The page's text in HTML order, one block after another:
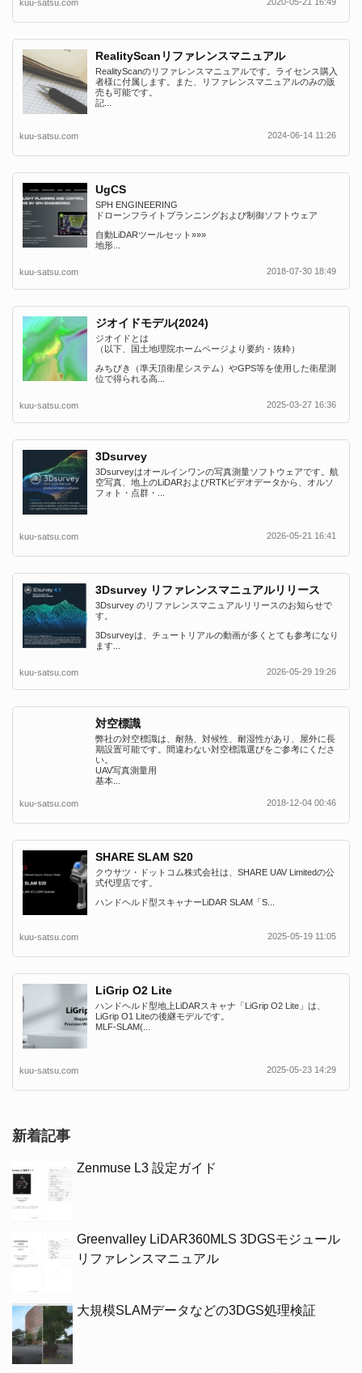
kuu-satsu.com
RealityScanリファレンスマニュアル
RealityScanのリファレンスマニュアルです。ライセンス購入
者様に付属します。また、リファレンスマニュアルのみの販
売も可能です。
記...
kuu-satsu.com 2024-06-14 11:26
UgCS
SPH ENGINEERING
ドローンフライトプランニングおよび制御ソフトウェア
自動LiDARツールセット»»»
地形...
kuu-satsu.com 2018-07-30 18:49
ジオイドモデル(2024)
ジオイドとは
（以下、国土地理院ホームページより要約・抜粋）
みちびき（準天頂衛星システム）やGPS等を使用した衛星測
位で得られる高...
kuu-satsu.com 2025-03-27 16:36
3Dsurvey
3Dsurveyはオールインワンの写真測量ソフトウェアです。航
空写真、地上のLiDARおよびRTKビデオデータから、オルソ
フォト・点群・...
kuu-satsu.com 2026-05-21 16:41
3Dsurvey リファレンスマニュアルリリース
3Dsurvey のリファレンスマニュアルリリースのお知らせで
す。
3Dsurveyは、チュートリアルの動画が多くとても参考になり
ます...
kuu-satsu.com 2026-05-29 19:26
対空標識
弊社の対空標識は、耐熱、対候性、耐湿性があり、屋外に長
期設置可能です。間違わない対空標識選びをご参考にくださ
い。
UAV写真測量用
基本...
kuu-satsu.com 2018-12-04 00:46
SHARE SLAM S20
クウサツ・ドットコム株式会社は、SHARE UAV Limitedの公
式代理店です。
ハンドヘルド型スキャナーLiDAR SLAM「S...
kuu-satsu.com 2025-05-19 11:05
LiGrip O2 Lite
ハンドヘルド型地上LiDARスキャナ「LiGrip O2 Lite」は、
LiGrip O1 Liteの後継モデルです。
MLF-SLAM(...
kuu-satsu.com 2025-05-23 14:29
新着記事
Zenmuse L3 設定ガイド
Greenvalley LiDAR360MLS 3DGSモジュール
リファレンスマニュアル
大規模SLAMデータなどの3DGS処理検証